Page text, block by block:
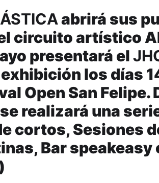
abrirá sus
circuito artístico
presentará el
los días
Open San
realizará una
cortos, Sesiones
Bar